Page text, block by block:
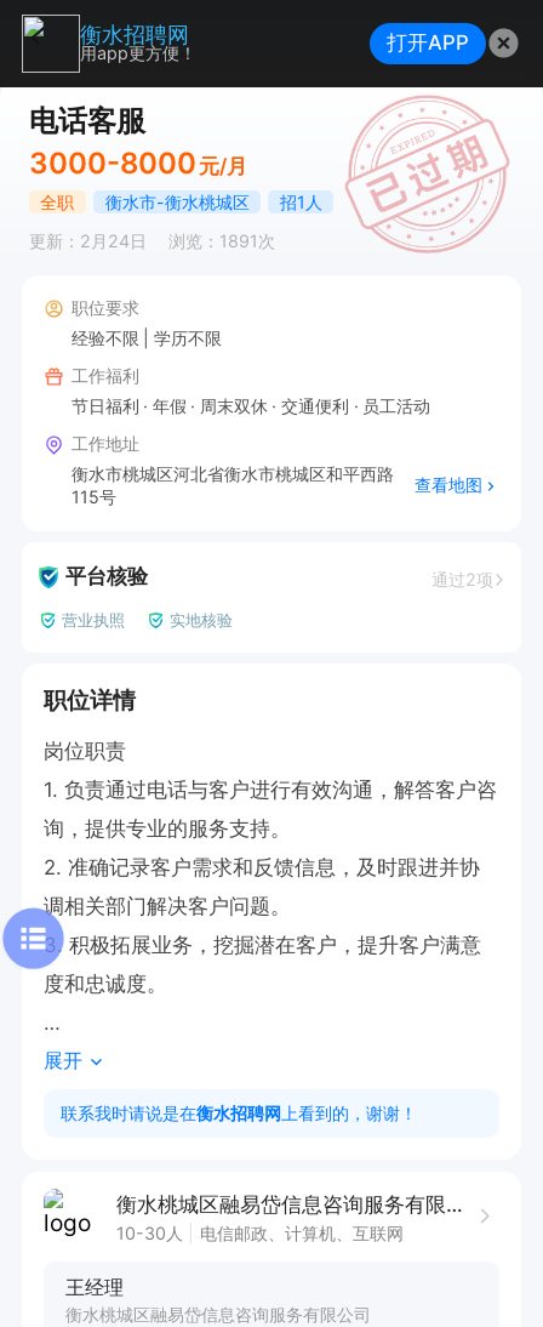
电话客服
3000-8000 元/月
全职 衡水市-衡水桃城区
招1人
更新：2月24日
浏览：1891次
职位要求
经验不限
学历不限
工作福利
节日福利
年假 周末双休 交通便利
员工活动
工作地址
衡水市桃城区河北省衡水市桃城区和平西路
115号
查看地图
平台核验 通过2项
营业执照 实地核验
职位详情
岗位职责
1. 负责通过电话与客户进行有效沟通，解答客户咨
询，提供专业的服务支持。
2. 准确记录客户需求和反馈信息，及时跟进并协
调相关部门解决客户问题。
3. 积极拓展业务，挖掘潜在客户，提升客户满意
度和忠诚度。
任职要求
1. 具备良好的沟通能力和语言表达能力，能够清
提出的各种问题。
压力。
展开
联系我时请说是在衡水招聘网 上看到的，谢谢！
衡水桃城区融易岱信息咨询服务有限公司
10-30人 电信邮政、计算机、互联网
王经理
衡水桃城区融易岱信息咨询服务有限公司
衡水招聘网
用app更方便！ 打开APP